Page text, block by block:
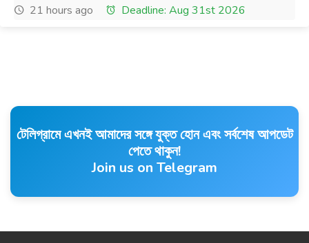
21 hours ago
Deadline: Aug 31st 2026
টেলিগ্রামে এখনই আমাদের সঙ্গে যুক্ত হোন এবং সর্বশেষ আপডেট
পেতে থাকুন!
Join us on Telegram